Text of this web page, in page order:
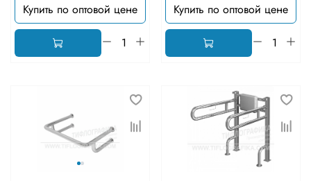
Купить по оптовой цене Купить по оптовой цене